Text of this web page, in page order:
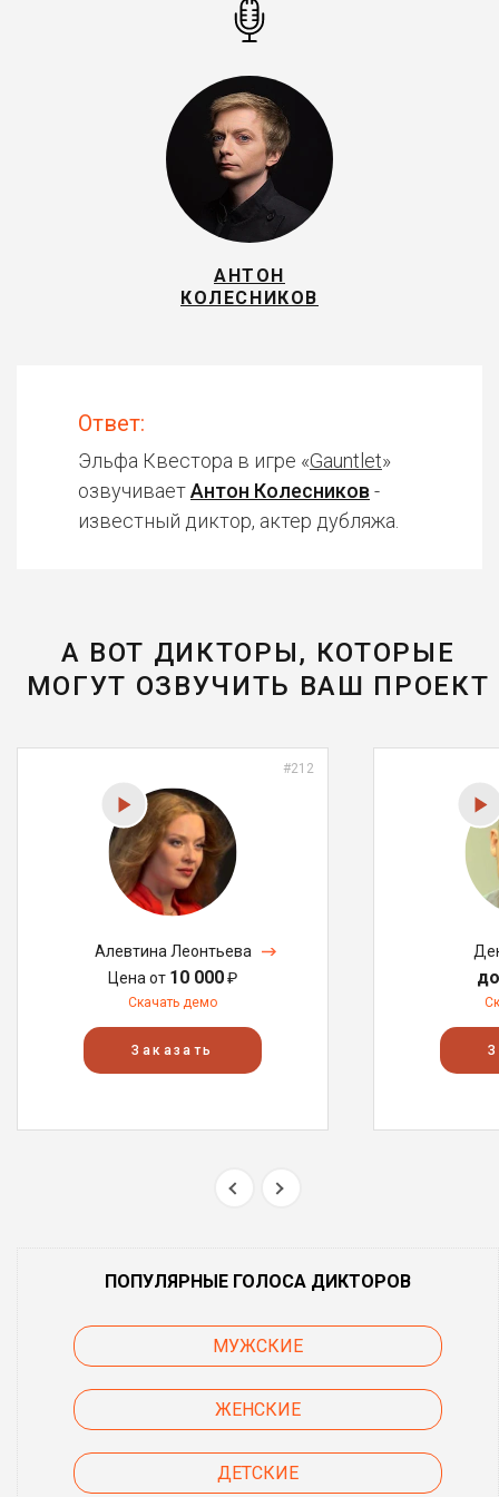
АНТОН
КОЛЕСНИКОВ
Ответ:
Эльфа Квестора в игре «Gauntlet»
озвучиваетАнтон Колесников -
известный диктор, актер дубляжа.
А ВОТ ДИКТОРЫ, КОТОРЫЕ
МОГУТ ОЗВУЧИТЬ ВАШ ПРОЕКТ
#212
Алевтина Леонтьева
Цена от 10 000₽
Скачать демо
Заказать
ПОПУЛЯРНЫЕ ГОЛОСА ДИКТОРОВ
МУЖСКИЕ
ЖЕНСКИЕ
ДЕТСКИЕ